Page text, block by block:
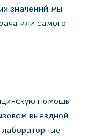
значений мы
или самого
помощь
выездной